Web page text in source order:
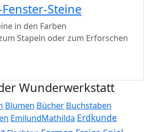
Steine
in den Farben
Stapeln oder zum Erforschen
Wunderwerkstatt
Blumen Bücher Buchstaben
EmilundMathilda Erdkunde